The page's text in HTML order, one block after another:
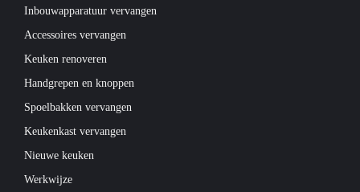
Inbouwapparatuur vervangen
Accessoires vervangen
Keuken renoveren
Handgrepen en knoppen
Spoelbakken vervangen
Keukenkast vervangen
Nieuwe keuken
Werkwijze